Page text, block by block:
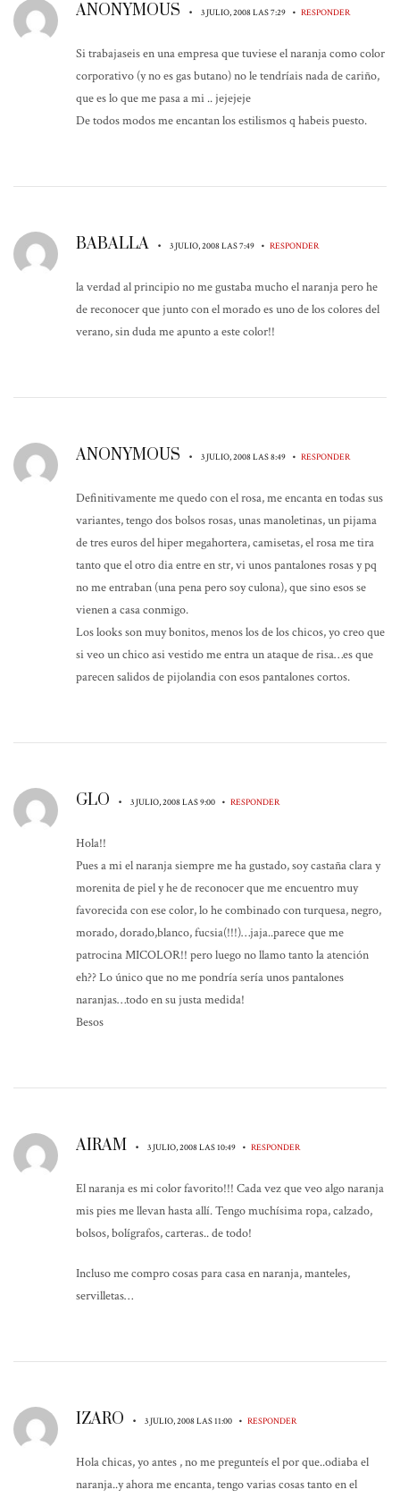
ANONYMOUS • 3 JULIO, 2008 LAS 7:29 • RESPONDER
Si trabajaseis en una empresa que tuviese el naranja como color
corporativo (y no es gas butano) no le tendríais nada de cariño,
que es lo que me pasa a mi .. jejejeje
De todos modos me encantan los estilismos q habeis puesto.
BABALLA • 3 JULIO, 2008 LAS 7:49 • RESPONDER
la verdad al principio no me gustaba mucho el naranja pero he
de reconocer que junto con el morado es uno de los colores del
verano, sin duda me apunto a este color!!
ANONYMOUS • 3 JULIO, 2008 LAS 8:49 • RESPONDER
Definitivamente me quedo con el rosa, me encanta en todas sus
variantes, tengo dos bolsos rosas, unas manoletinas, un pijama
de tres euros del hiper megahortera, camisetas, el rosa me tira
tanto que el otro dia entre en str, vi unos pantalones rosas y pq
no me entraban (una pena pero soy culona), que sino esos se
vienen a casa conmigo.
Los looks son muy bonitos, menos los de los chicos, yo creo que
si veo un chico asi vestido me entra un ataque de risa…es que
parecen salidos de pijolandia con esos pantalones cortos.
GLO • 3 JULIO, 2008 LAS 9:00 • RESPONDER
Hola!!
Pues a mi el naranja siempre me ha gustado, soy castaña clara y
morenita de piel y he de reconocer que me encuentro muy
favorecida con ese color, lo he combinado con turquesa, negro,
morado, dorado,blanco, fucsia(!!!)…jaja..parece que me
patrocina MICOLOR!! pero luego no llamo tanto la atención
eh?? Lo único que no me pondría sería unos pantalones
naranjas…todo en su justa medida!
Besos
AIRAM • 3 JULIO, 2008 LAS 10:49 • RESPONDER
El naranja es mi color favorito!!! Cada vez que veo algo naranja
mis pies me llevan hasta allí. Tengo muchísima ropa, calzado,
bolsos, bolígrafos, carteras.. de todo!
Incluso me compro cosas para casa en naranja, manteles,
servilletas…
IZARO • 3 JULIO, 2008 LAS 11:00 • RESPONDER
Hola chicas, yo antes , no me pregunteís el por que..odiaba el
naranja..y ahora me encanta, tengo varias cosas tanto en el